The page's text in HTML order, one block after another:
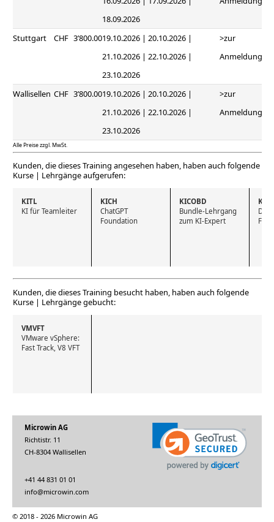
18.09.2026
Stuttgart CHF 3’800.0019.10.2026 | 20.10.2026 |
21.10.2026 | 22.10.2026 |
23.10.2026
>zur
Anmeldung
Wallisellen CHF 3’800.0019.10.2026 | 20.10.2026 |
21.10.2026 | 22.10.2026 |
23.10.2026
>zur
Anmeldung
Alle Preise zzgl. MwSt.
Kunden, die dieses Training angesehen haben, haben auch folgende
Kurse | Lehrgänge aufgerufen:
KITL
KI für Teamleiter
KICH
ChatGPT
Foundation
KICOBD
Bundle-Lehrgang
zum KI-Expert
Kunden, die dieses Training besucht haben, haben auch folgende
Kurse | Lehrgänge gebucht:
VMVFT
VMware vSphere:
Fast Track, V8 VFT
Microwin AG
Richtistr. 11
CH-8304 Wallisellen
+41 44 831 01 01
info@microwin.com
© 2018 - 2026 Microwin AG